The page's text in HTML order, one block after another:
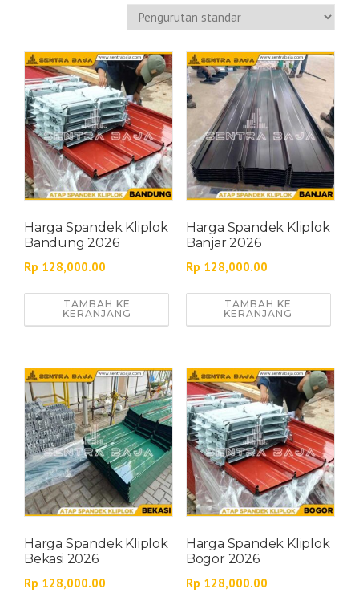
Harga Spandek Kliplok
Bandung 2026
Rp 128,000.00
TAMBAH KE
KERANJANG
Harga Spandek Kliplok
Banjar 2026
Rp 128,000.00
TAMBAH KE
KERANJANG
Harga Spandek Kliplok
Bekasi 2026
Rp 128,000.00
Harga Spandek Kliplok
Bogor 2026
Rp 128,000.00